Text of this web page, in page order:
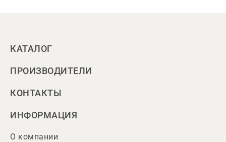
КАТАЛОГ
ПРОИЗВОДИТЕЛИ
КОНТАКТЫ
ИНФОРМАЦИЯ
О компании